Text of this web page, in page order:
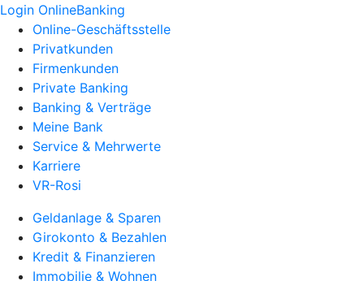
Login OnlineBanking
Online-Geschäftsstelle
Privatkunden
Firmenkunden
Private Banking
Banking & Verträge
Meine Bank
Service & Mehrwerte
Karriere
VR-Rosi
Geldanlage & Sparen
Girokonto & Bezahlen
Kredit & Finanzieren
Immobilie & Wohnen